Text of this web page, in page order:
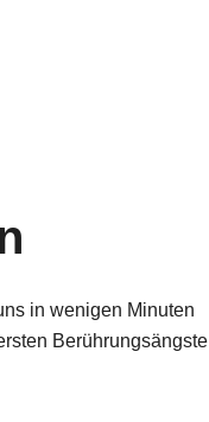
in wenigen Minuten
Berührungsängste